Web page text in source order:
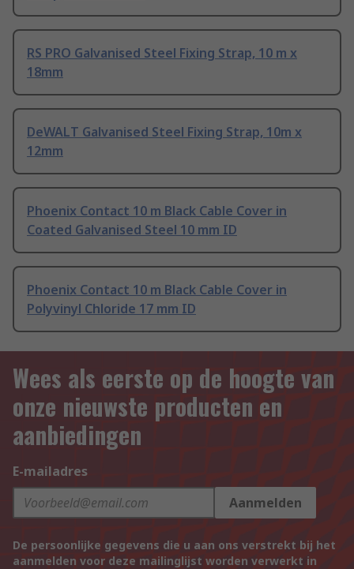
RS PRO Galvanised Steel Fixing Strap, 10 m x
18mm
DeWALT Galvanised Steel Fixing Strap, 10m x
12mm
Phoenix Contact 10 m Black Cable Cover in
Coated Galvanised Steel 10 mm ID
Phoenix Contact 10 m Black Cable Cover in
Polyvinyl Chloride 17 mm ID
Wees als eerste op de hoogte van
onze nieuwste producten en
aanbiedingen
E-mailadres
Aanmelden
De persoonlijke gegevens die u aan ons verstrekt bij het
aanmelden voor deze mailinglijst worden verwerkt in